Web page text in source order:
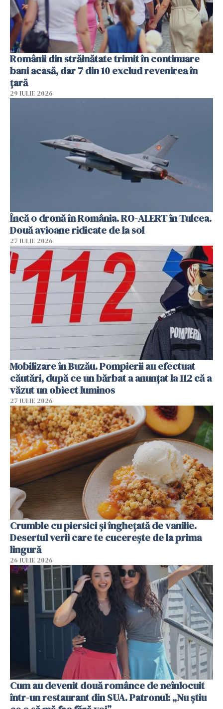
Românii din străinătate trimit în continuare
bani acasă, dar 7 din 10 exclud revenirea în
țară
29 IULIE 2026
Încă o dronă în România. RO-ALERT în Tulcea.
Două avioane ridicate de la sol
27 IULIE 2026
Mobilizare în Buzău. Pompierii au efectuat
căutări, după ce un bărbat a anunțat la 112 că a
văzut un obiect luminos
27 IULIE 2026
Crumble cu piersici și înghețată de vanilie.
Desertul verii care te cucerește de la prima
lingură
26 IULIE 2026
Cum au devenit două românce de neînlocuit
într-un restaurant din SUA. Patronul: „Nu știu